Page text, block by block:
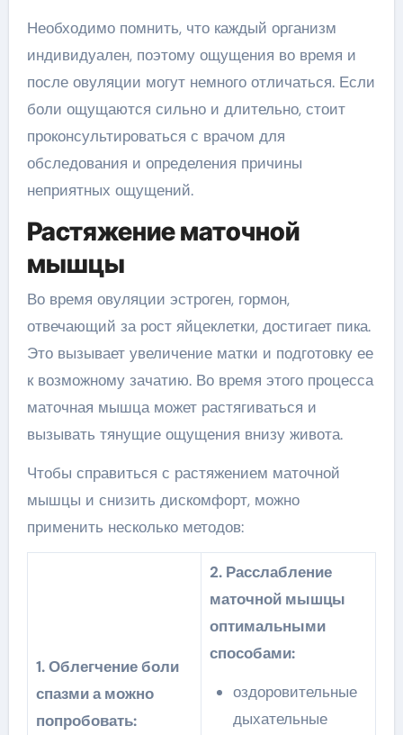
Необходимо помнить, что каждый организм
индивидуален, поэтому ощущения во время и
после овуляции могут немного отличаться. Если
боли ощущаются сильно и длительно, стоит
проконсультироваться с врачом для
обследования и определения причины
неприятных ощущений.
Растяжение маточной
мышцы
Во время овуляции эстроген, гормон,
отвечающий за рост яйцеклетки, достигает пика.
Это вызывает увеличение матки и подготовку ее
к возможному зачатию. Во время этого процесса
маточная мышца может растягиваться и
вызывать тянущие ощущения внизу живота.
Чтобы справиться с растяжением маточной
мышцы и снизить дискомфорт, можно
применить несколько методов:
1. Облегчение боли
спазми а можно
попробовать:
2. Расслабление
маточной мышцы
оптимальными
способами:
оздоровительные
дыхательные